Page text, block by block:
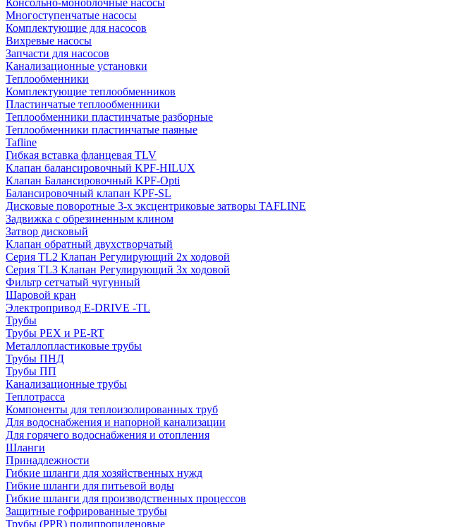
Консольно-моноблочные насосы
Многоступенчатые насосы
Комплектующие для насосов
Вихревые насосы
Запчасти для насосов
Канализационные установки
Теплообменники
Комплектующие теплообменников
Пластинчатые теплообменники
Теплообменники пластинчатые разборные
Теплообменники пластинчатые паяные
Tafline
Гибкая вставка фланцевая TLV
Клапан балансировочный KPF-HILUX
Клапан Балансировочный KPF-Opti
Балансировочный клапан KPF-SL
Дисковые поворотные 3-х эксцентриковые затворы TAFLINE
Задвижка с обрезиненным клином
Затвор дисковый
Клапан обратный двухстворчатый
Серия TL2 Клапан Регулирующий 2х ходовой
Серия TL3 Клапан Регулирующий 3х ходовой
Фильтр сетчатый чугунный
Шаровой кран
Электропривод E-DRIVE -TL
Трубы
Трубы PEX и PE-RT
Металлопластиковые трубы
Трубы ПНД
Трубы ПП
Канализационные трубы
Теплотрасса
Компоненты для теплоизолированных труб
Для водоснабжения и напорной канализации
Для горячего водоснабжения и отопления
Шланги
Принадлежности
Гибкие шланги для хозяйственных нужд
Гибкие шланги для питьевой воды
Гибкие шланги для производственных процессов
Защитные гофрированные трубы
Трубы (РРR) полипропиленовые